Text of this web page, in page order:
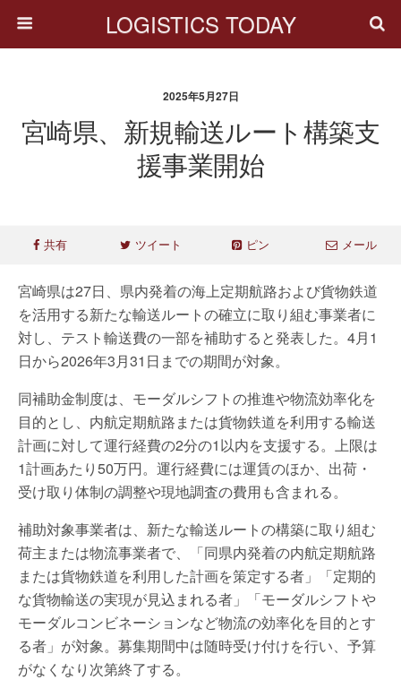
LOGISTICS TODAY
2025年5月27日
宮崎県、新規輸送ルート構築支
援事業開始
共有 ツイート ピン メール
宮崎県は27日、県内発着の海上定期航路および貨物鉄道
を活用する新たな輸送ルートの確立に取り組む事業者に
対し、テスト輸送費の一部を補助すると発表した。4月1
日から2026年3月31日までの期間が対象。
同補助金制度は、モーダルシフトの推進や物流効率化を
目的とし、内航定期航路または貨物鉄道を利用する輸送
計画に対して運行経費の2分の1以内を支援する。上限は
1計画あたり50万円。運行経費には運賃のほか、出荷・
受け取り体制の調整や現地調査の費用も含まれる。
補助対象事業者は、新たな輸送ルートの構築に取り組む
荷主または物流事業者で、「同県内発着の内航定期航路
または貨物鉄道を利用した計画を策定する者」「定期的
な貨物輸送の実現が見込まれる者」「モーダルシフトや
モーダルコンビネーションなど物流の効率化を目的とす
る者」が対象。募集期間中は随時受け付けを行い、予算
がなくなり次第終了する。